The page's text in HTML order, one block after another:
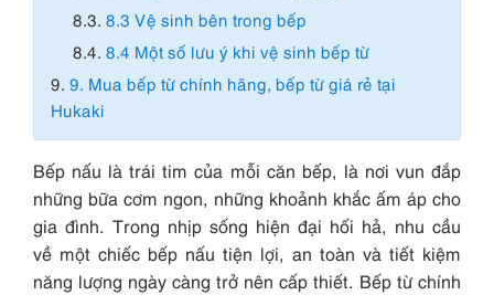
8.3. 8.3 Vệ sinh bên trong bếp
8.4. 8.4 Một số lưu ý khi vệ sinh bếp từ
9. 9. Mua bếp từ chính hãng, bếp từ giá rẻ tại
Hukaki
Bếp nấu là trái tim của mỗi căn bếp, là nơi vun đắp
những bữa cơm ngon, những khoảnh khắc ấm áp cho
gia đình. Trong nhịp sống hiện đại hối hả, nhu cầu
về một chiếc bếp nấu tiện lợi, an toàn và tiết kiệm
năng lượng ngày càng trở nên cấp thiết. Bếp từ chính